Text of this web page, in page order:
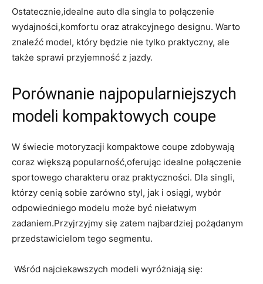
Ostatecznie,idealne auto‌ dla singla to połączenie
wydajności,komfortu oraz atrakcyjnego designu. Warto
znaleźć model,​ który będzie nie tylko praktyczny,‌ ale
także sprawi przyjemność z jazdy.
Porównanie najpopularniejszych
modeli kompaktowych coupe
W świecie motoryzacji kompaktowe coupe zdobywają
coraz​ większą popularność,oferując idealne ​połączenie
sportowego charakteru oraz praktyczności. Dla singli,
którzy cenią sobie‌ zarówno styl, jak i osiągi, wybór
odpowiedniego⁤ modelu⁢ może być niełatwym
zadaniem.Przyjrzyjmy się zatem najbardziej pożądanym
przedstawicielom tego segmentu.
⁣ Wśród najciekawszych modeli wyróżniają się: